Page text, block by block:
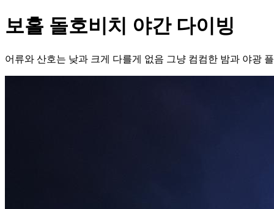
보홀 돌호비치 야간 다이빙
어류와 산호는 낮과 크게 다를게 없음 그냥 컴컴한 밤과 야광